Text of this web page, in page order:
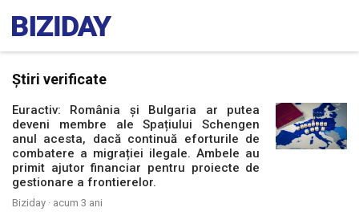
Știri verificate
Euractiv: România și Bulgaria ar putea
deveni membre ale Spațiului Schengen
anul acesta, dacă continuă eforturile de
combatere a migrației ilegale. Ambele au
primit ajutor financiar pentru proiecte de
gestionare a frontierelor.
Biziday · acum 3 ani